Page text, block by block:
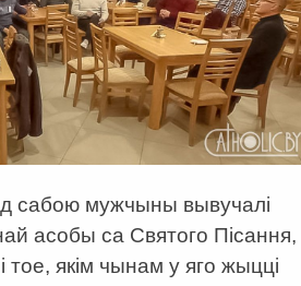
сабою мужчыны вывучалі
асобы са Святого Пісання,
тое, якім чынам у яго жыцці